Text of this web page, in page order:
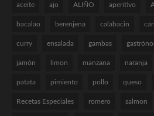
aceite ajo ALIÑO aperitivo
bacalao berenjena calabacin
curry ensalada gambas
jamón limon manzana naranja
patata pimiento pollo queso
Recetas Especiales romero salmon